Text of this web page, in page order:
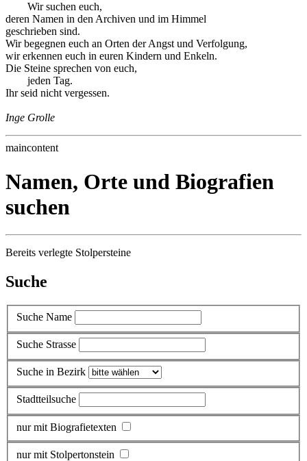
Wir suchen euch,
deren Namen in den Archiven und im Himmel
geschrieben sind.
Wir begegnen euch an Orten der Angst und Verfolgung,
wir erkennen euch in euren Kindern und Enkeln.
Die Steine sprechen von euch,
jeden Tag.
Ihr seid nicht vergessen.
Inge Grolle
maincontent
Namen, Orte und Biografien
suchen
Bereits verlegte Stolpersteine
Suche
Suche Name
Suche Strasse
Suche in Bezirk
Stadtteilsuche
nur mit Biografietexten
nur mit Stolpertonstein